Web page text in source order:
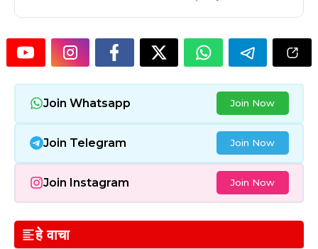
Join Whatsapp Join Now
Join Telegram Join Now
Join Instagram Join Now
हे वाचा